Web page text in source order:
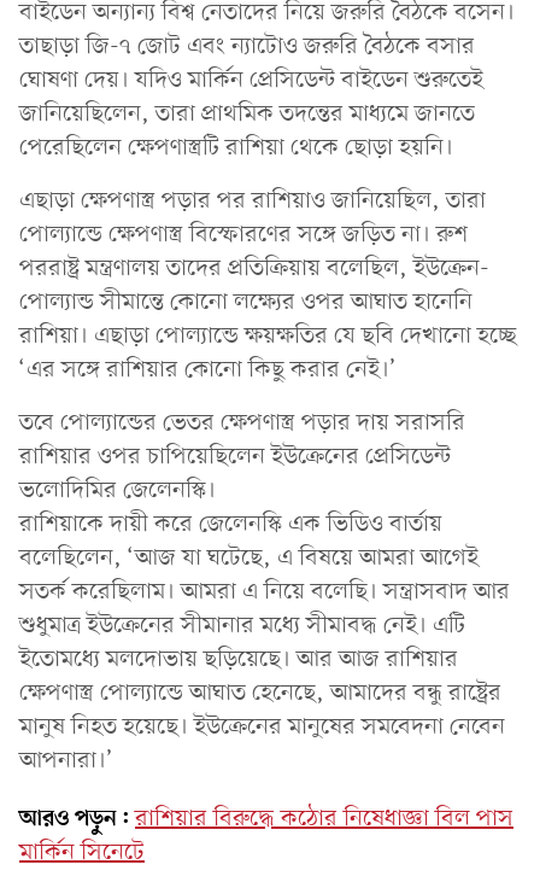
বাইডেন অন্যান্য বিশ্ব নেতাদের নিয়ে জরুরি বৈঠকে বসেন।
তাছাড়া জি-৭ জোট এবং ন্যাটোও জরুরি বৈঠকে বসার
ঘোষণা দেয়। যদিও মার্কিন প্রেসিডেন্ট বাইডেন শুরুতেই
জানিয়েছিলেন, তারা প্রাথমিক তদন্তের মাধ্যমে জানতে
পেরেছিলেন ক্ষেপণাস্ত্রটি রাশিয়া থেকে ছোড়া হয়নি।
এছাড়া ক্ষেপণাস্ত্র পড়ার পর রাশিয়াও জানিয়েছিল, তারা
পোল্যান্ডে ক্ষেপণাস্ত্র বিস্ফোরণের সঙ্গে জড়িত না। রুশ
পররাষ্ট্র মন্ত্রণালয় তাদের প্রতিক্রিয়ায় বলেছিল, ইউক্রেন-
পোল্যান্ড সীমান্তে কোনো লক্ষ্যের ওপর আঘাত হানেনি
রাশিয়া। এছাড়া পোল্যান্ডে ক্ষয়ক্ষতির যে ছবি দেখানো হচ্ছে
‘এর সঙ্গে রাশিয়ার কোনো কিছু করার নেই।’
তবে পোল্যান্ডের ভেতর ক্ষেপণাস্ত্র পড়ার দায় সরাসরি
রাশিয়ার ওপর চাপিয়েছিলেন ইউক্রেনের প্রেসিডেন্ট
ভলোদিমির জেলেনস্কি।
রাশিয়াকে দায়ী করে জেলেনস্কি এক ভিডিও বার্তায়
বলেছিলেন, ‘আজ যা ঘটেছে, এ বিষয়ে আমরা আগেই
সতর্ক করেছিলাম। আমরা এ নিয়ে বলেছি। সন্ত্রাসবাদ আর
শুধুমাত্র ইউক্রেনের সীমানার মধ্যে সীমাবদ্ধ নেই। এটি
ইতোমধ্যে মলদোভায় ছড়িয়েছে। আর আজ রাশিয়ার
ক্ষেপণাস্ত্র পোল্যান্ডে আঘাত হেনেছে, আমাদের বন্ধু রাষ্ট্রের
মানুষ নিহত হয়েছে। ইউক্রেনের মানুষের সমবেদনা নেবেন
আপনারা।’
আরও পড়ুন: রাশিয়ার বিরুদ্ধে কঠোর নিষেধাজ্ঞা বিল পাস
মার্কিন সিনেটে